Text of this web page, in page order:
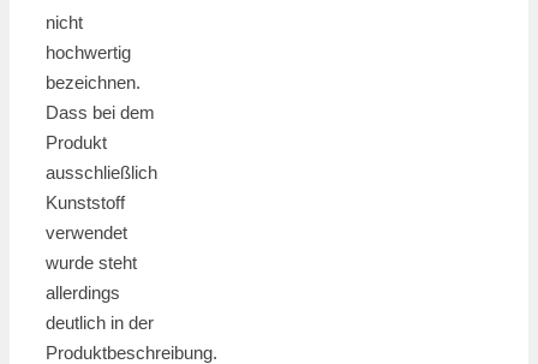
nicht
hochwertig
bezeichnen.
Dass bei dem
Produkt
ausschließlich
Kunststoff
verwendet
wurde steht
allerdings
deutlich in der
Produktbeschreibung.